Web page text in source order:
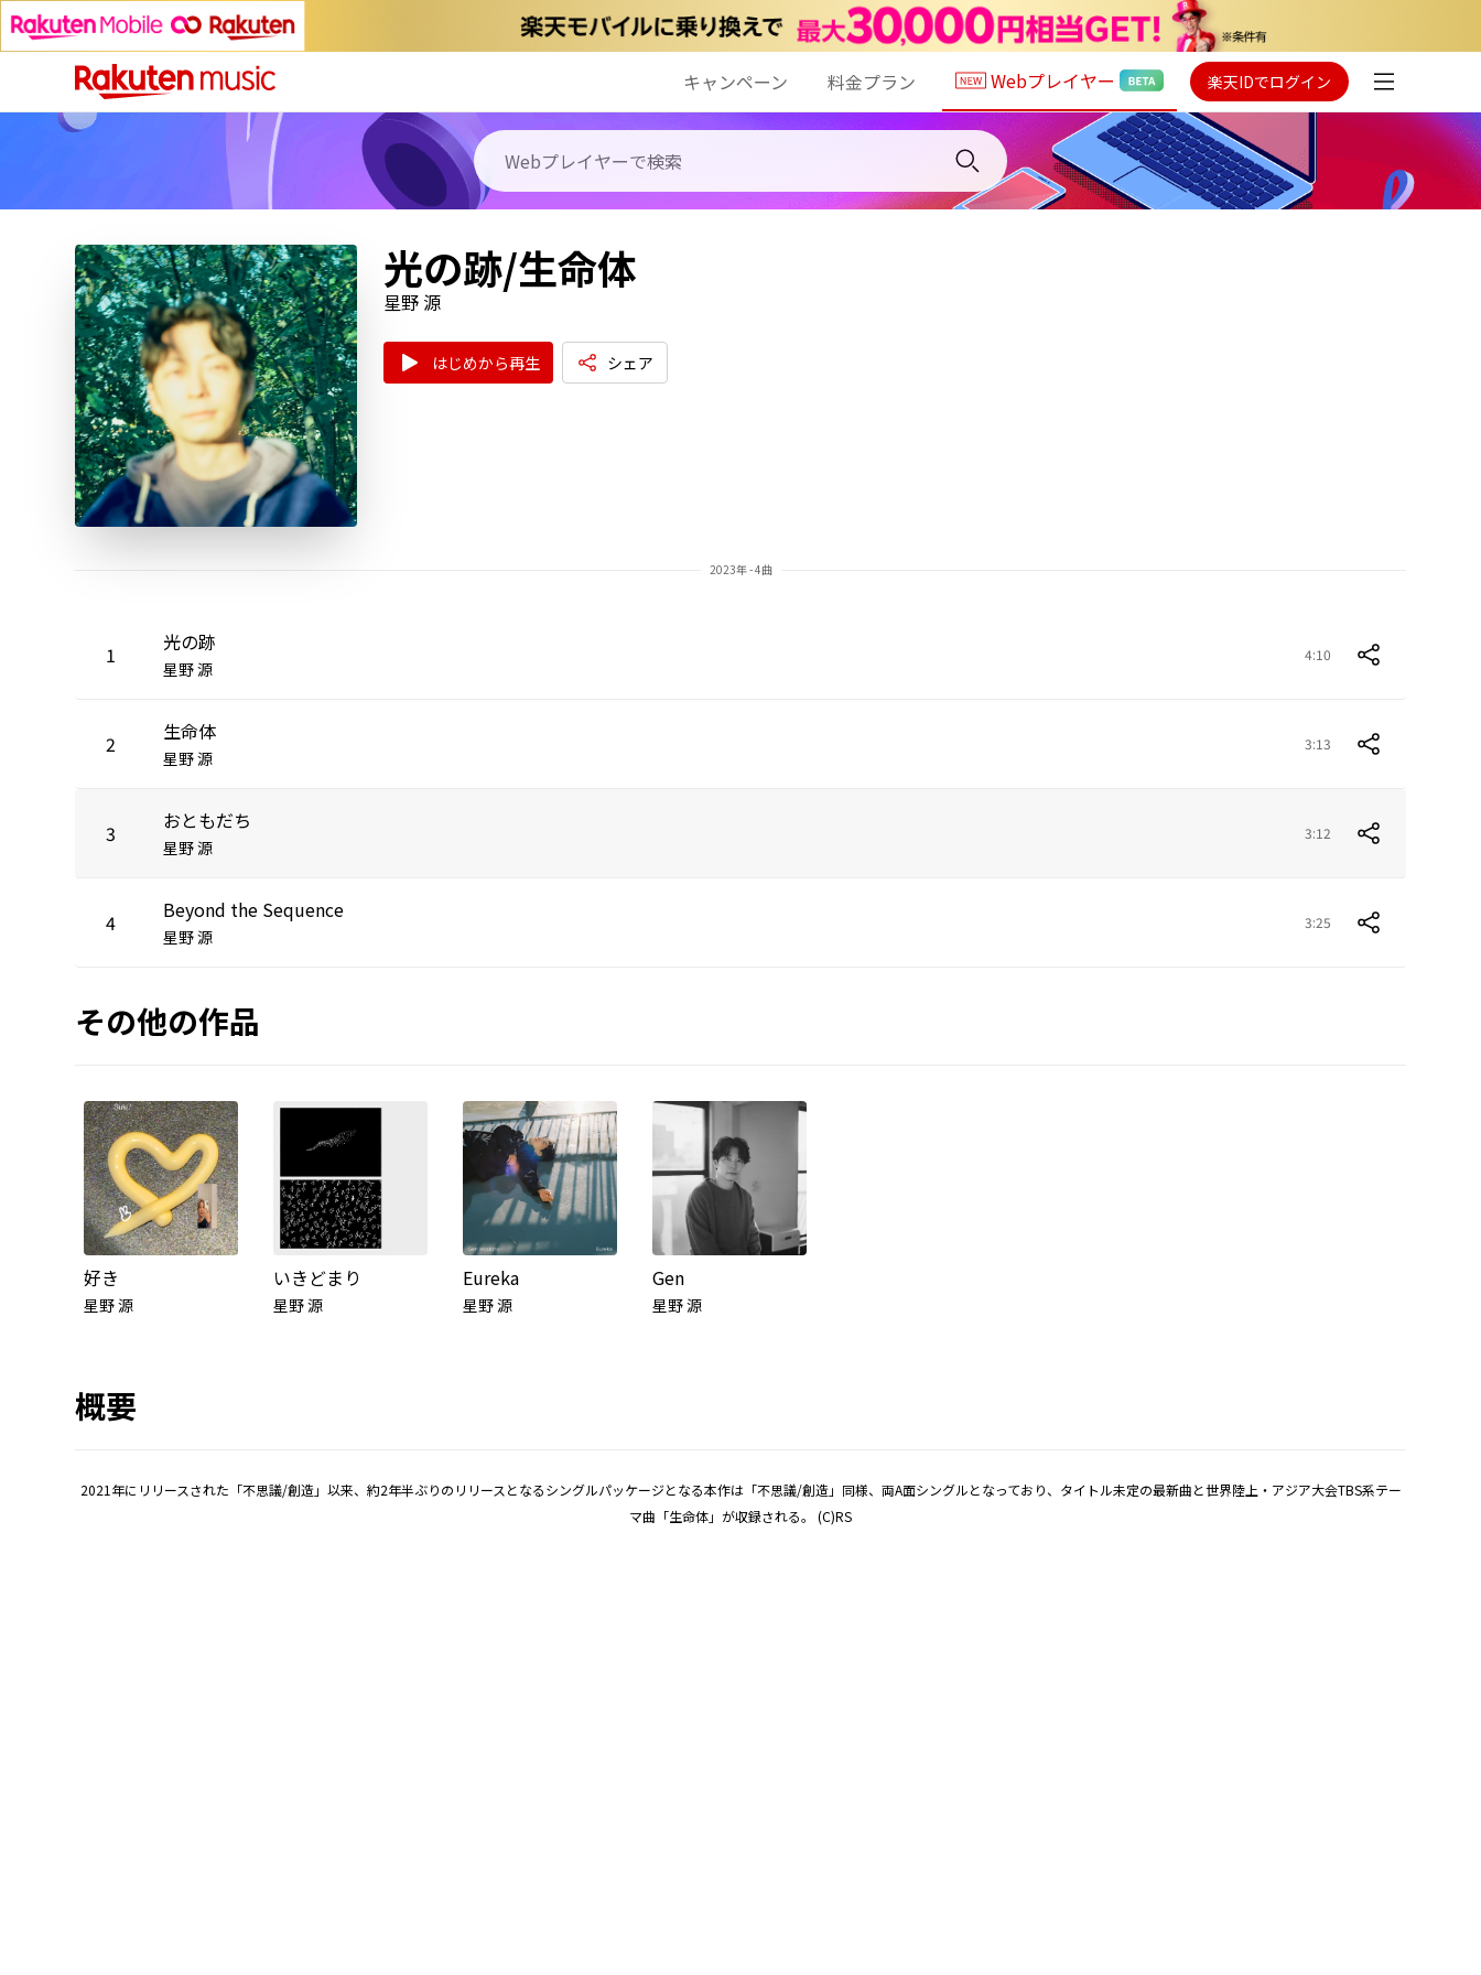
キャンペーン 料金プラン Webプレイヤー 楽天IDでログイン
光の跡/生命体
星野 源
はじめから再生 シェア
2023年 - 4曲
1 光の跡
星野 源
4:10
2 生命体
星野 源
3:13
3 おともだち
星野 源
3:12
4 Beyond the Sequence
星野 源
3:25
その他の作品
好き
星野 源
いきどまり
星野 源
Eureka
星野 源
Gen
星野 源
概要
2021年にリリースされた「不思議/創造」以来、約2年半ぶりのリリースとなるシングルパッケージとなる本作は「不思議/創造」同様、両A面シングルとなっており、タイトル未定の最新曲と世界陸上・アジア大会TBS系テー
マ曲「生命体」が収録される。 (C)RS